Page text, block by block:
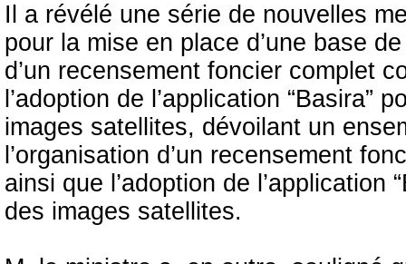
Il a révélé une série de nouvelles
pour la mise en place d’une base
d’un recensement foncier complet
l’adoption de l’application “Basira”
images satellites, dévoilant un
l’organisation d’un recensement
ainsi que l’adoption de l’application
des images satellites.